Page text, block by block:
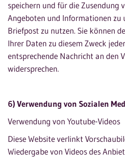
speichern und für die Zusendung
Angeboten und Informationen zu
Briefpost zu nutzen. Sie können
Ihrer Daten zu diesem Zweck
entsprechende Nachricht an den
widersprechen.
6) Verwendung von Sozialen
Verwendung von Youtube-Videos
Diese Website verlinkt
Wiedergabe von Videos des